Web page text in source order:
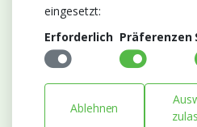
Abonnieren Sie unseren
Bleiben Sie auf dem Laufenden
Entwicklungen von
eingesetzt:
Erforderlich Präferenzen
Ablehnen